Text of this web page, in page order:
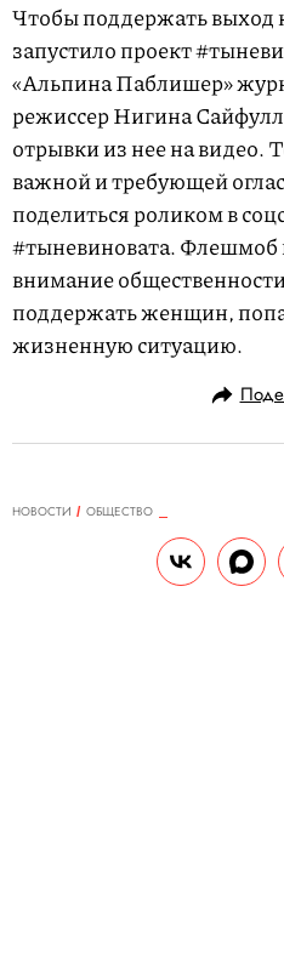
Чтобы поддержать выход
запустило проект
«‎Альпина Паблишер»‎
режиссер Нигина
отрывки из нее на видео.
важной и требующей
поделиться роликом в
#тыневиновата. Флешмоб
внимание
поддержать женщин,
жизненную ситуацию.
НОВОСТИ
ОБЩЕСТВО
ОБНОВЛЕНО
В Антарктиде с